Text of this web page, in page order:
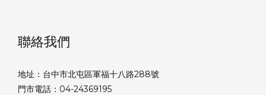
聯絡我們
地址：台中市北屯區軍福十八路288號
門市電話：04-24369195